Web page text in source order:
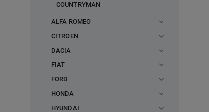
COUNTRYMAN
ALFA ROMEO
CITROEN
DACIA
FIAT
FORD
HONDA
HYUNDAI